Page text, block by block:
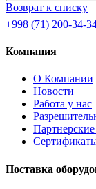
Возврат к списку
+998 (71) 200-34-
Компания
О Компании
Новости
Работа у нас
Поставка